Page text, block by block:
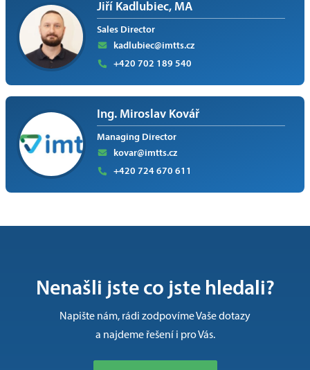
Jiří Kadlubiec, MA
Sales Director
kadlubiec@imtts.cz
+420 702 189 540
Ing. Miroslav Kovář
Managing Director
kovar@imtts.cz
+420 724 670 611
Nenašli jste co jste hledali?
Napište nám, rádi zodpovíme Vaše dotazy
a najdeme řešení i pro Vás.